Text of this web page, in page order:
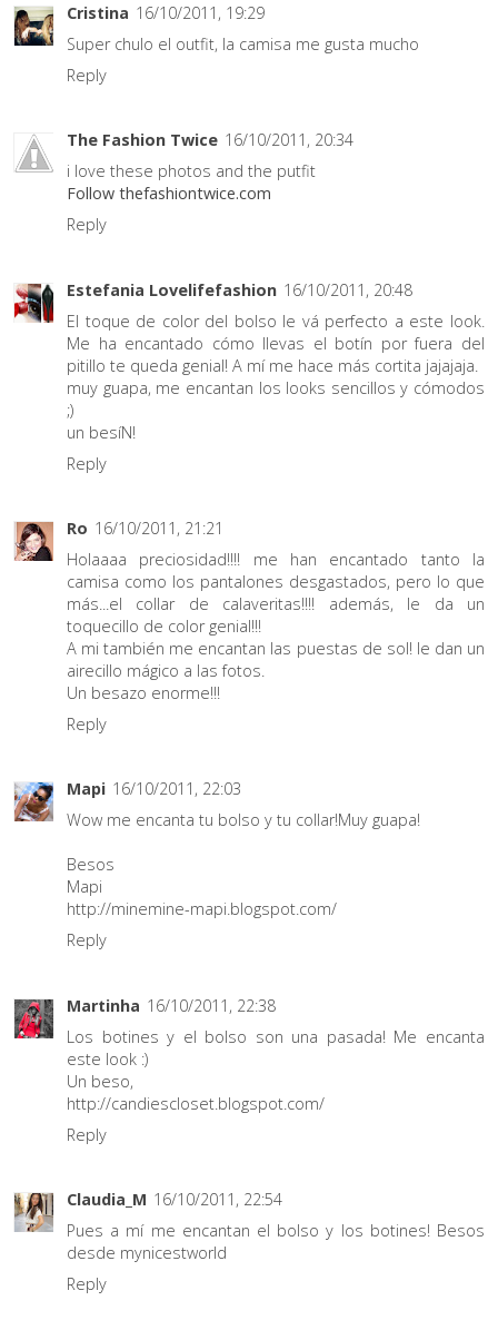
Cristina 16/10/2011, 19:29
Super chulo el outfit, la camisa me gusta mucho
Reply
The Fashion Twice 16/10/2011, 20:34
i love these photos and the putfit
Follow thefashiontwice.com
Reply
Estefania Lovelifefashion 16/10/2011, 20:48
El toque de color del bolso le vá perfecto a este look.
Me ha encantado cómo llevas el botín por fuera del
pitillo te queda genial! A mí me hace más cortita jajajaja.
muy guapa, me encantan los looks sencillos y cómodos
;)
un besíN!
Reply
Ro 16/10/2011, 21:21
Holaaaa preciosidad!!!! me han encantado tanto la
camisa como los pantalones desgastados, pero lo que
más...el collar de calaveritas!!!! además, le da un
toquecillo de color genial!!!
A mi también me encantan las puestas de sol! le dan un
airecillo mágico a las fotos.
Un besazo enorme!!!
Reply
Mapi 16/10/2011, 22:03
Wow me encanta tu bolso y tu collar!Muy guapa!
Besos
Mapi
http://minemine-mapi.blogspot.com/
Reply
Martinha 16/10/2011, 22:38
Los botines y el bolso son una pasada! Me encanta
este look :)
Un beso,
http://candiescloset.blogspot.com/
Reply
Claudia_M 16/10/2011, 22:54
Pues a mí me encantan el bolso y los botines! Besos
desde mynicestworld
Reply